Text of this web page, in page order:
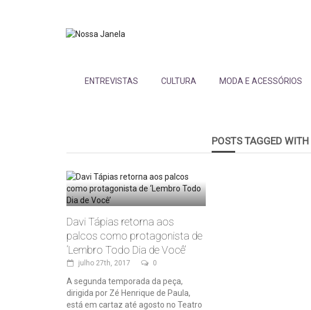
ENTREVISTAS CULTURA MODA E ACESSÓRIOS
POSTS TAGGED WITH
Davi Tápias retorna aos
palcos como protagonista de
‘Lembro Todo Dia de Você’
julho 27th, 2017 0
A segunda temporada da peça,
dirigida por Zé Henrique de Paula,
está em cartaz até agosto no Teatro